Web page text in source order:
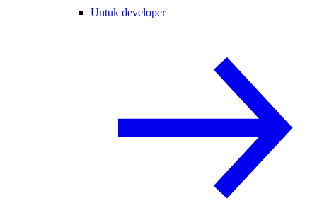
Untuk developer